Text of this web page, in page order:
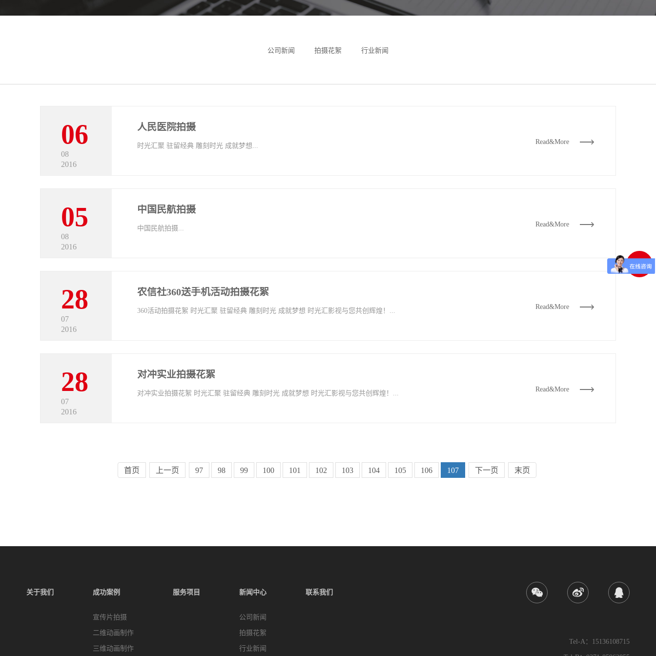
返回
公司新闻 拍摄花絮 行业新闻
06
08
2016
人民医院拍摄
时光汇聚 驻留经典 雕刻时光 成就梦想...
Read&More
05
08
2016
中国民航拍摄
中国民航拍摄...
Read&More
28
07
2016
农信社360送手机活动拍摄花絮
360活动拍摄花絮 时光汇聚 驻留经典 雕刻时光 成就梦想 时光汇影视与您共创辉煌！...
Read&More
28
07
2016
对冲实业拍摄花絮
对冲实业拍摄花絮 时光汇聚 驻留经典 雕刻时光 成就梦想 时光汇影视与您共创辉煌！...
Read&More
首页 上一页 97 98 99 100 101 102 103 104 105 106 107 下一页 末页
关于我们 成功案例
宣传片拍摄
二维动画制作
三维动画制作
服务项目 新闻中心
公司新闻
拍摄花絮
行业新闻
联系我们
Tel-A：15136108715